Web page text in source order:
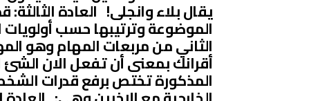
يقال بلاء وانجلى! العادة
الموضوعة وترتيبها حسب
الثاني من مربعات المهام وهو
أقرانك بمعنى أن تفعل الان الشئ
المذكورة تختص برفع قدرات الشخص